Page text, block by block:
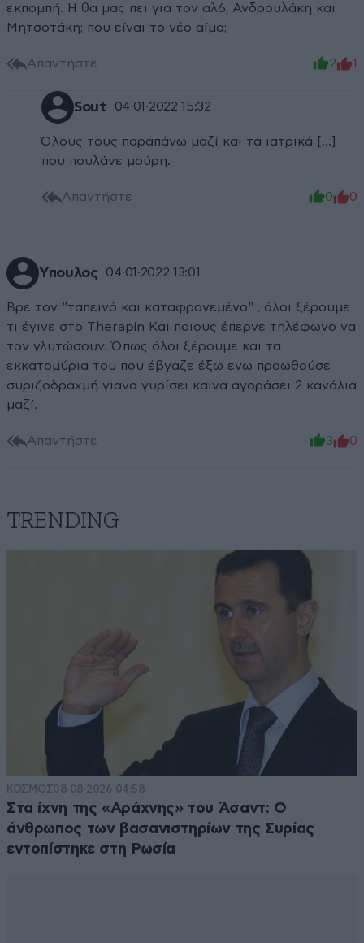
εκπομπή. Η θα μας πει για τον αλ6, Ανδρουλάκη και
Μητσοτάκη; που είναι το νέο αίμα;
Απαντήστε 2 1
Sout 04·01·2022 15:32
Όλους τους παραπάνω μαζί και τα ιατρικά [...]
που πουλάνε μούρη.
Απαντήστε 0 0
Υπουλος 04·01·2022 13:01
Βρε τον "ταπεινό και καταφρονεμένο" , όλοι ξέρουμε
τι έγινε στο Therapin Και ποιους έπερνε τηλέφωνο να
τον γλυτώσουν. Όπως όλοι ξέρουμε και τα
εκκατομύρια του που έβγαζε έξω ενω προωθούσε
συριζοδραχμή γιανα γυρίσει καινα αγοράσει 2 κανάλια
μαζί.
Απαντήστε 3 0
TRENDING
ΚΟΣΜΟΣ08·08·2026 04:58
Στα ίχνη της «Αράχνης» του Άσαντ: Ο
άνθρωπος των βασανιστηρίων της Συρίας
εντοπίστηκε στη Ρωσία